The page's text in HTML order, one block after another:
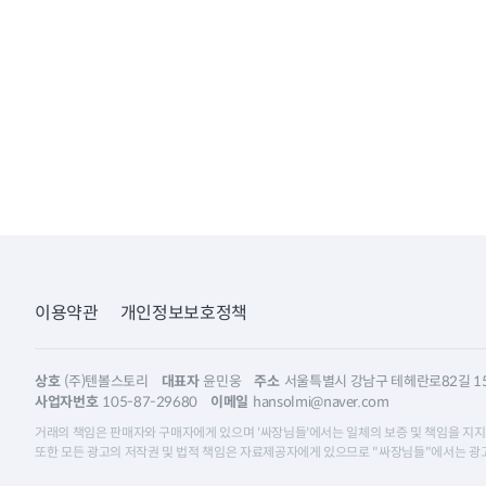
이용약관 개인정보보호정책
상호 (주)텐볼스토리 대표자 윤민웅 주소 서울특별시 강남구 테헤란로82길
사업자번호 105-87-29680 이메일 hansolmi@naver.com
거래의 책임은 판매자와 구매자에게 있으며 '싸장님들'에서는 일체의 보증 및 책임을 지
또한 모든 광고의 저작권 및 법적 책임은 자료제공자에게 있으므로 "싸장님들"에서는 광